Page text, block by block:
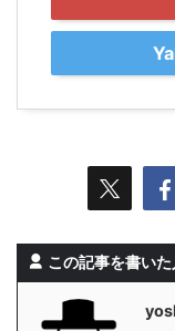
この記事を書いた